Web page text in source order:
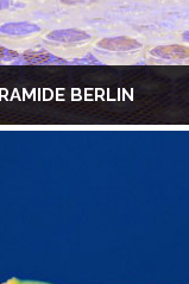
BERLIN